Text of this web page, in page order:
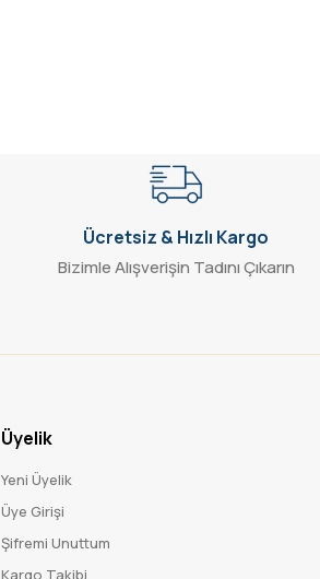
Ücretsiz & Hızlı Kargo
Bizimle Alışverişin Tadını Çıkarın
Üyelik
Yeni Üyelik
Üye Girişi
Şifremi Unuttum
Kargo Takibi